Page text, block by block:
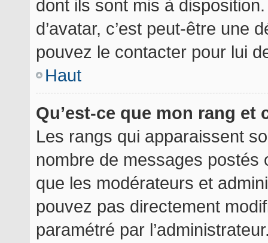
dont ils sont mis à
d’avatar, c’est peut-être une
pouvez le contacter pour lui
Haut
Qu’est-ce que mon rang
Les rangs qui apparaissent
nombre de messages postés
que les modérateurs et
pouvez pas directement
paramétré par